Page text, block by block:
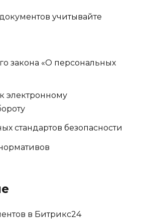
учитывайте
закона «О персональных
электронному
стандартов безопасности
в Битрикс24